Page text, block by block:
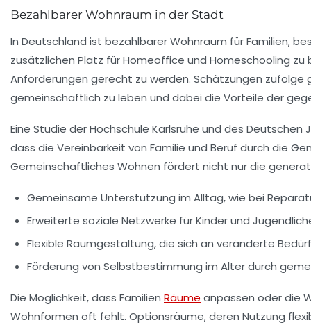
Bezahlbarer Wohnraum in der Stadt
In Deutschland ist bezahlbarer Wohnraum für Familien,
zusätzlichen Platz fürHomeoffice und Homeschooling zu
Anforderungen gerecht zu werden. Schätzungen
gemeinschaftlich zu leben und dabei die Vorteile der
Eine Studie der Hochschule Karlsruhe und des
dass die Vereinbarkeit von Familie und Beruf durch die
Gemeinschaftliches Wohnen fördert nicht nur die
Gemeinsame Unterstützung im Alltag, wie bei
Erweiterte soziale Netzwerke für Kinder und
Flexible Raumgestaltung, die sich an veränderte
Förderung von Selbstbestimmung im Alter durch
Die Möglichkeit, dass Familien Räume anpassen oder die
Wohnformen oft fehlt. Optionsräume, deren Nutzung